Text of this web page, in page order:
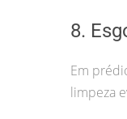
8.
Em
limpeza